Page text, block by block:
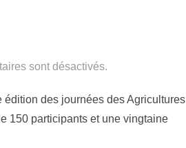
sont désactivés.
des journées des Agricultures
150 participants et une vingtaine